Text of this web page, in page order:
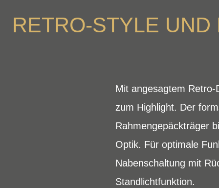
RETRO-STYLE
Mit angesagtem
zum Highlight. Der
Rahmengepäckträger
Optik. Für optimale
Nabenschaltung mit
Standlichtfunktion.